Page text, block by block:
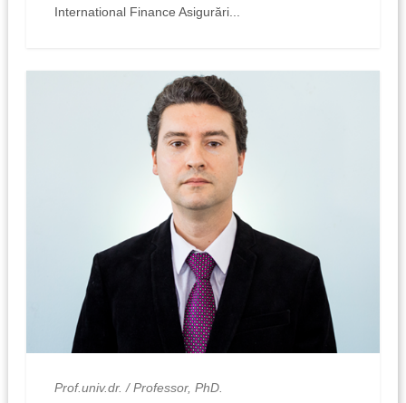
International Finance Asigurări...
Prof.univ.dr. / Professor, PhD.